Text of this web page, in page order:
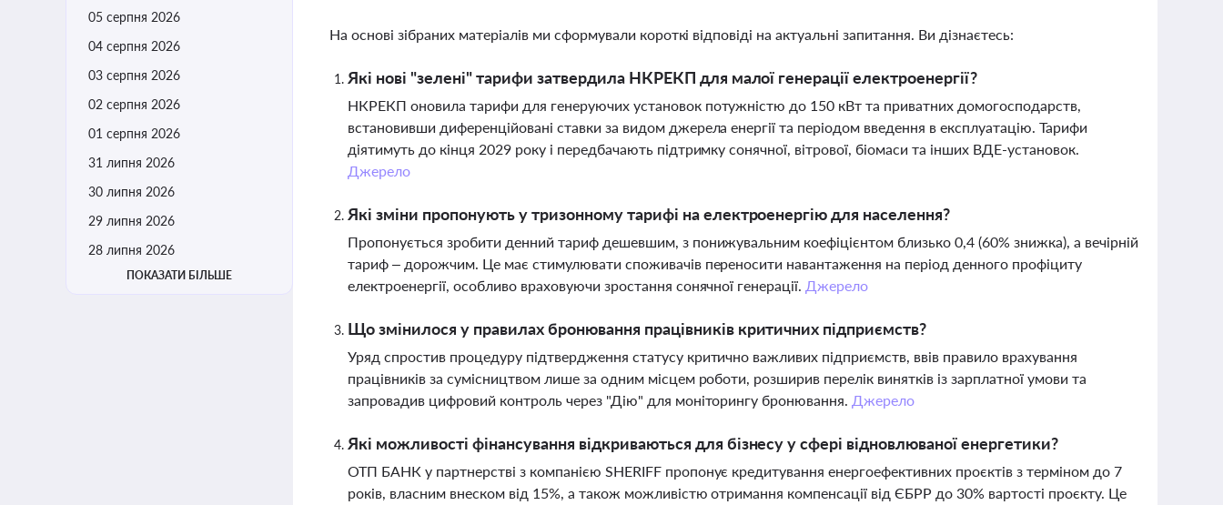
05 серпня 2026
04 серпня 2026
03 серпня 2026
02 серпня 2026
01 серпня 2026
31 липня 2026
30 липня 2026
29 липня 2026
28 липня 2026
ПОКАЗАТИ БІЛЬШЕ
На основі зібраних матеріалів ми сформували короткі відповіді на актуальні запитання. Ви дізнаєтесь:
Які нові "зелені" тарифи затвердила НКРЕКП для малої генерації електроенергії?
НКРЕКП оновила тарифи для генеруючих установок потужністю до 150 кВт та приватних домогосподарств,
встановивши диференційовані ставки за видом джерела енергії та періодом введення в експлуатацію. Тарифи
діятимуть до кінця 2029 року і передбачають підтримку сонячної, вітрової, біомаси та інших ВДЕ-установок.
Джерело
Які зміни пропонують у тризонному тарифі на електроенергію для населення?
Пропонується зробити денний тариф дешевшим, з понижувальним коефіцієнтом близько 0,4 (60% знижка), а вечірній
тариф – дорожчим. Це має стимулювати споживачів переносити навантаження на період денного профіциту
електроенергії, особливо враховуючи зростання сонячної генерації. Джерело
Що змінилося у правилах бронювання працівників критичних підприємств?
Уряд спростив процедуру підтвердження статусу критично важливих підприємств, ввів правило врахування
працівників за сумісництвом лише за одним місцем роботи, розширив перелік винятків із зарплатної умови та
запровадив цифровий контроль через "Дію" для моніторингу бронювання. Джерело
Які можливості фінансування відкриваються для бізнесу у сфері відновлюваної енергетики?
ОТП БАНК у партнерстві з компанією SHERIFF пропонує кредитування енергоефективних проєктів з терміном до 7
років, власним внеском від 15%, а також можливістю отримання компенсації від ЄБРР до 30% вартості проєкту. Це